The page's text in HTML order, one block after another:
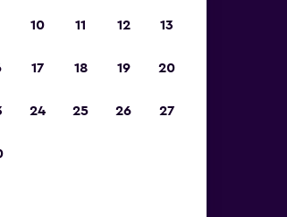
10 11 12 13
17 18 19 20
24 25 26 27